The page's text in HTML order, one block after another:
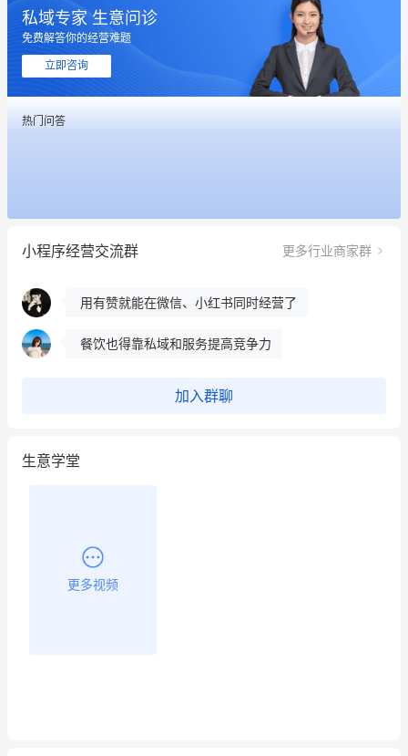
私域专家 生意问诊
免费解答你的经营难题
立即咨询
热门问答
小程序经营交流群 更多行业商家群
这个营销策划案例推荐大家看一下
用有赞就能在微信、小红书同时经营了
冰墩墩货源充足需要的联系我
这个营销策划案例推荐大家看一下
用有赞就能在微信、小红书同时经营了
餐饮也得靠私域和服务提高竞争力
加入群聊
生意学堂
更多视频